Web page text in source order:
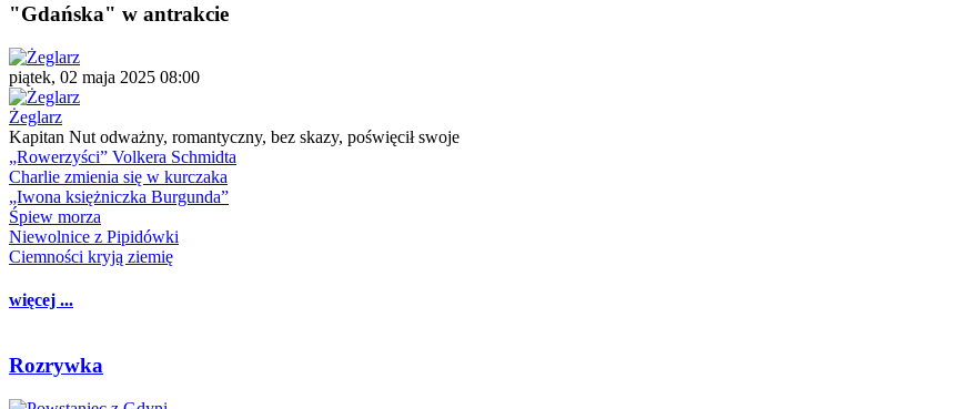
"Gdańska" w antrakcie
piątek, 02 maja 2025 08:00
Żeglarz
Kapitan Nut odważny, romantyczny, bez skazy, poświęcił swoje
„Rowerzyści” Volkera Schmidta
Charlie zmienia się w kurczaka
„Iwona księżniczka Burgunda”
Śpiew morza
Niewolnice z Pipidówki
Ciemności kryją ziemię
więcej ...
Rozrywka